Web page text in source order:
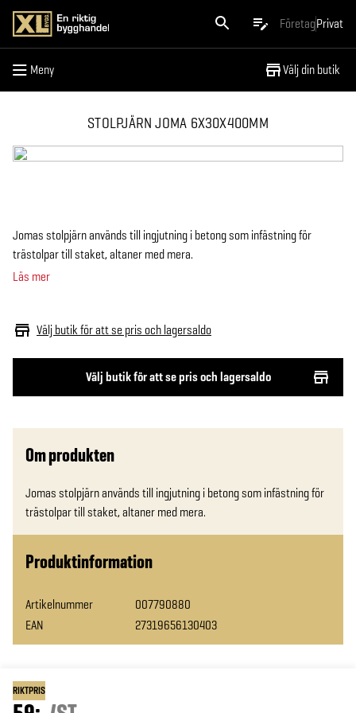
FöretagPrivat
Meny Välj din butik
Meny
STOLPJÄRN JOMA 6X30X400MM
Välj butik för att se pris och lagersaldo
Välj butik för att se pris och lagersaldo
Jomas stolpjärn används till ingjutning i betong som infästning för
trästolpar till staket, altaner med mera.
Läs mer
Om produkten
Jomas stolpjärn används till ingjutning i betong som infästning för
trästolpar till staket, altaner med mera.
Produktinformation
Artikelnummer
007790880
EAN
27319656130403
RIKTPRIS